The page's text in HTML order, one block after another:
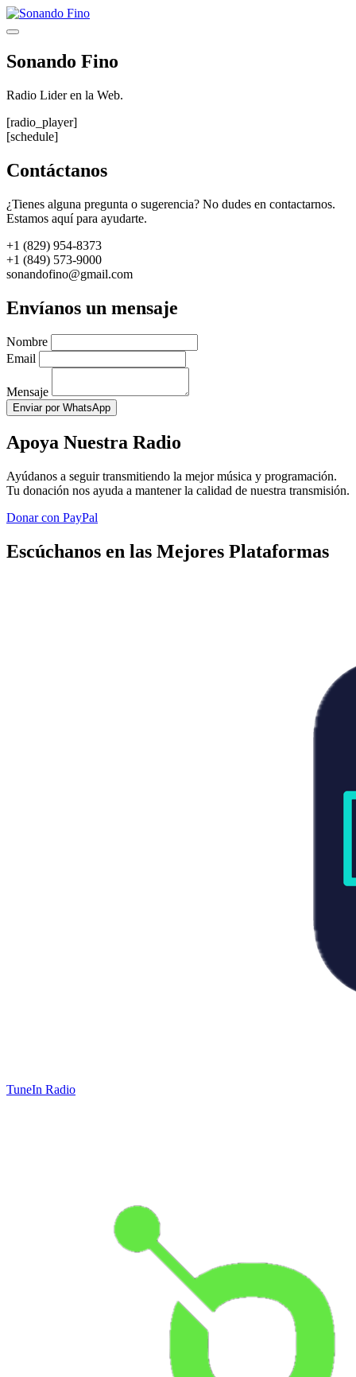
Saltar
al
Menú
Sonando Fino
Radio Lider en la Web.
[radio_player]
[schedule]
Contáctanos
¿Tienes alguna pregunta o sugerencia? No dudes en contactarnos.
Estamos aquí para ayudarte.
+1 (829) 954-8373
+1 (849) 573-9000
sonandofino@gmail.com
Envíanos un mensaje
Nombre
Email
Mensaje
Enviar por WhatsApp
Apoya Nuestra Radio
Ayúdanos a seguir transmitiendo la mejor música y programación.
Tu donación nos ayuda a mantener la calidad de nuestra transmisión.
Donar con PayPal
Escúchanos en las Mejores Plataformas
TuneIn Radio